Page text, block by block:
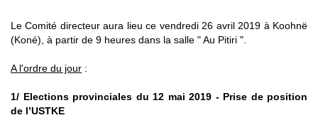
Le Comité directeur aura lieu ce vendredi 26 avril 2019 à Koohnë
(Koné), à partir de 9 heures dans la salle " Au Pitiri ".
A l'ordre du jour :
1/ Elections provinciales du 12 mai 2019 - Prise de position
de l’USTKE